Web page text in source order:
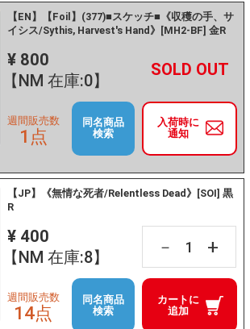
【EN】【Foil】(377)■スケッチ■《収穫の手、サ
イシス/Sythis, Harvest's Hand》[MH2-BF] 金R
¥ 800
【NM 在庫:0】
－ +
入荷時に
通知
週間販売数
1点
同名商品
検索
【JP】《無情な死者/Relentless Dead》[SOI] 黒
R
¥ 400
【NM 在庫:8】
－ +
カートに
追加
週間販売数
14点
同名商品
検索